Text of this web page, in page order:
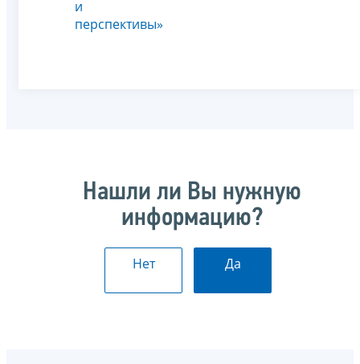
и
перспективы»
Нашли ли Вы нужную
информацию?
Нет Да